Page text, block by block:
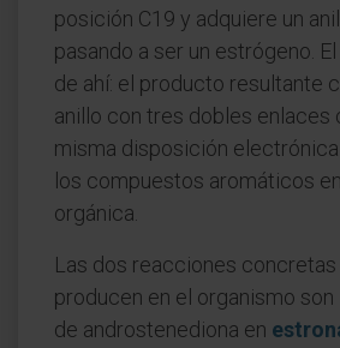
posición C19 y adquiere un
pasando a ser un estrógeno.
de ahí: el producto resultante
anillo con tres dobles enlaces
misma disposición
los compuestos aromáticos
orgánica.
Las dos reacciones concretas
producen en el organismo
de androstenediona en